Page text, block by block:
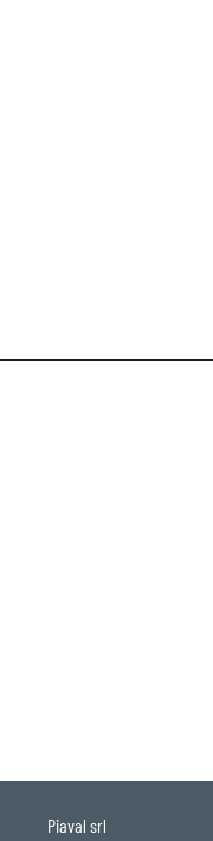
Piaval srl